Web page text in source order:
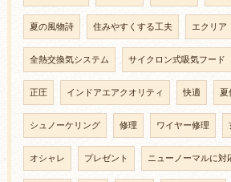
夏の風物詩 住みやすくする工夫 エクリア
全熱交換気システム サイクロン式吸気フード
正圧 インドアエアクオリティ 快適 夏
シュノーケリング 修理 ワイヤー修理
オシャレ プレゼント ニューノーマルに対